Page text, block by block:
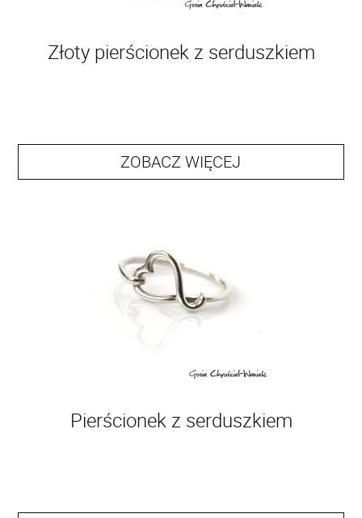
Złoty pierścionek z serduszkiem
ZOBACZ WIĘCEJ
Pierścionek z serduszkiem